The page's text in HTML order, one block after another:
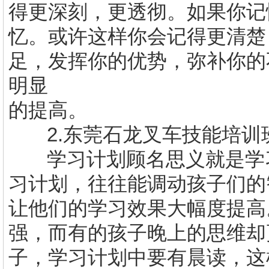
得更深刻，更透彻。如果你
忆。或许这样你会记得更清
足，发挥你的优势，弥补你
明显
的提高。
2.东莞石龙叉车技能培训
学习计划顾名思义就是学
习计划，往往能调动孩子们
让他们的学习效果大幅度提
强，而有的孩子晚上的思维
子，学习计划中要有晨读，